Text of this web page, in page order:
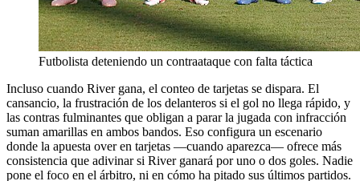
Futbolista deteniendo un contraataque con falta táctica
Incluso cuando River gana, el conteo de tarjetas se dispara. El
cansancio, la frustración de los delanteros si el gol no llega rápido, y
las contras fulminantes que obligan a parar la jugada con infracción
suman amarillas en ambos bandos. Eso configura un escenario
donde la apuesta over en tarjetas —cuando aparezca— ofrece más
consistencia que adivinar si River ganará por uno o dos goles. Nadie
pone el foco en el árbitro, ni en cómo ha pitado sus últimos partidos.